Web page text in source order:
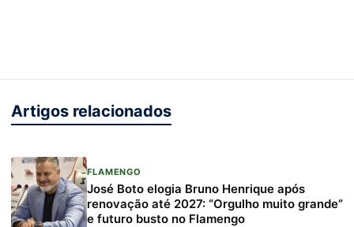
Artigos relacionados
FLAMENGO
José Boto elogia Bruno Henrique após
renovação até 2027: “Orgulho muito grande”
e futuro busto no Flamengo